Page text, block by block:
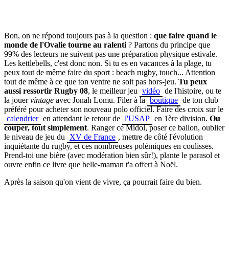
Bon, on ne répond toujours pas à la question : que faire quand le
monde de l'Ovalie tourne au ralenti ? Partons du principe que
99% des lecteurs ne suivent pas une préparation physique estivale.
Les kettlebells, c'est donc non. Si tu es en vacances à la plage, tu
peux tout de même faire du sport : beach rugby, touch... Attention
tout de même à ce que ton ventre ne soit pas hors-jeu. Tu peux
aussi ressortir Rugby 08, le meilleur jeu vidéo de l'histoire, ou te
la jouervintage avec Jonah Lomu. Filer à la boutique de ton club
préféré pour acheter son nouveau polo officiel. Faire des croix sur le
calendrier en attendant le retour de l'USAP en 1ère division. Ou
couper, tout simplement. Ranger ce Midol, poser ce ballon, oublier
le niveau de jeu du
XV de France , mettre de côté l'évolution
inquiétante du rugby, et ces nombreuses polémiques en coulisses.
Prend-toi une bière (avec modération bien sûr!), plante le parasol et
ouvre enfin ce livre que belle-maman t'a offert à Noël.
Après la saison qu'on vient de vivre, ça pourrait faire du bien.